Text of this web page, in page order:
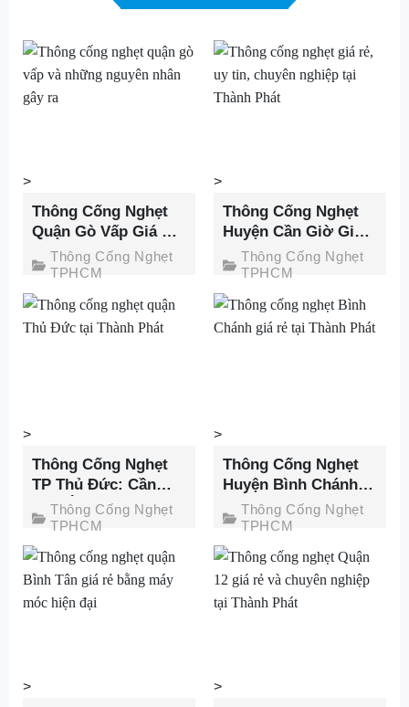
>
Thông Cống Nghẹt
TPHCM
Thông Cống Nghẹt
Quận Gò Vấp Giá Ưu
Đãi Đến 50%, Bảo
Hành 60 Tháng
>
Thông Cống Nghẹt
TPHCM
Thông Cống Nghẹt
Huyện Cần Giờ Giá
Rẻ, Phục Vụ 24h,
Cam Kết Sạch Sẽ
>
Thông Cống Nghẹt
TPHCM
Thông Cống Nghẹt
TP Thủ Đức: Cần
Chú Ý Những Điều
Sau
>
Thông Cống Nghẹt
TPHCM
Thông Cống Nghẹt
Huyện Bình Chánh
Giá Rẻ, Triệt Để
100% Tại Thành Phát
> >